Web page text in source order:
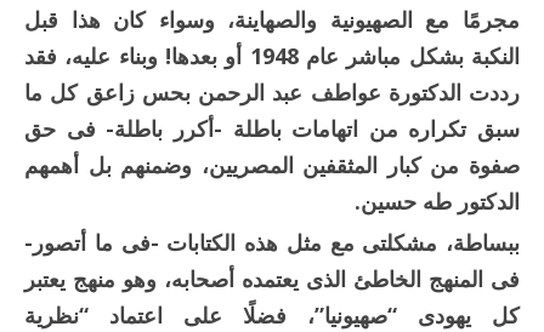
مجرمًا مع الصهيونية والصهاينة، وسواء كان هذا قبل
النكبة بشكل مباشر عام 1948 أو بعدها! وبناء عليه، فقد
رددت الدكتورة عواطف عبد الرحمن بحس زاعق كل ما
سبق تكراره من اتهامات باطلة -أكرر باطلة- فى حق
صفوة من كبار المثقفين المصريين، وضمنهم بل أهمهم
الدكتور طه حسين.
ببساطة، مشكلتى مع مثل هذه الكتابات -فى ما أتصور-
فى المنهج الخاطئ الذى يعتمده أصحابه، وهو منهج يعتبر
كل يهودى “صهيونيا”، فضلًا على اعتماد “نظرية